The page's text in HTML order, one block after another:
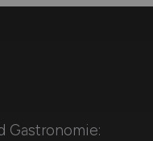
Gastronomie: